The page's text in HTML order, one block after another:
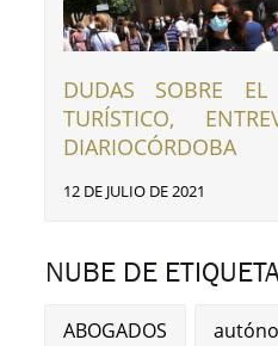
DUDAS SOBRE EL
TURÍSTICO,
DIARIOCÓRDOBA
12 DE JULIO DE 2021
NUBE DE
ABOGADOS